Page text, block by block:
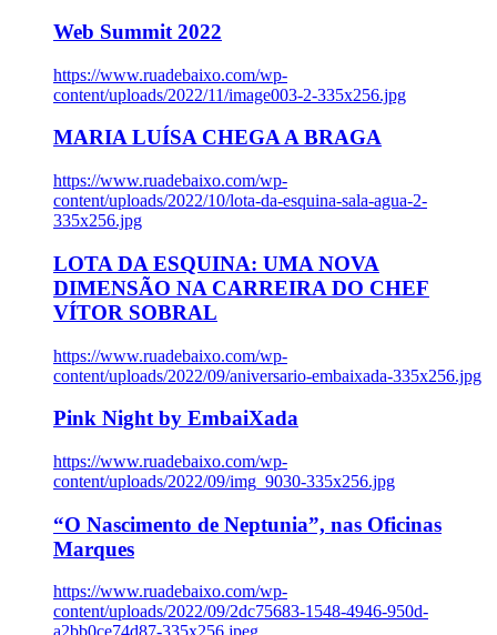
Web Summit 2022
https://www.ruadebaixo.com/wp-
content/uploads/2022/11/image003-2-335x256.jpg
MARIA LUÍSA CHEGA A BRAGA
https://www.ruadebaixo.com/wp-
content/uploads/2022/10/lota-da-esquina-sala-agua-2-
335x256.jpg
LOTA DA ESQUINA: UMA NOVA
DIMENSÃO NA CARREIRA DO CHEF
VÍTOR SOBRAL
https://www.ruadebaixo.com/wp-
content/uploads/2022/09/aniversario-embaixada-335x256.jpg
Pink Night by EmbaiXada
https://www.ruadebaixo.com/wp-
content/uploads/2022/09/img_9030-335x256.jpg
“O Nascimento de Neptunia”, nas Oficinas
Marques
https://www.ruadebaixo.com/wp-
content/uploads/2022/09/2dc75683-1548-4946-950d-